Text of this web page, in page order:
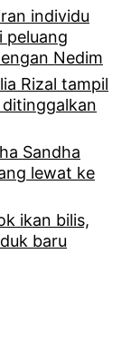
individu
peluang
Nedim
Rizal tampil
Sandha
lewat ke
ikan bilis,
baru